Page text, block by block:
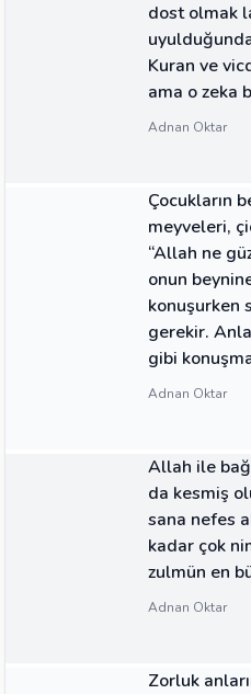
dost olmak
Kuran ve
ama o zeka
Adnan Oktar
Çocukların
meyveleri,
“Allah ne
onun
konuşurken
gerekir.
gibi
Adnan Oktar
Allah ile
da kesmiş
sana nefes
kadar çok
zulmün en
Adnan Oktar
Zorluk